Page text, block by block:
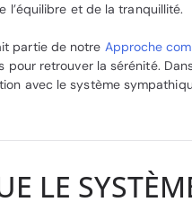
l’équilibre et de la tranquillité.
partie de notre Approche
pour retrouver la sérénité.
avec le système
LE